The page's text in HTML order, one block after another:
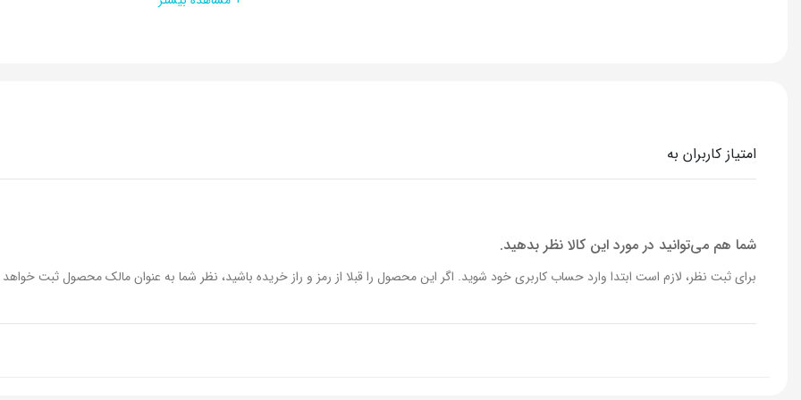
برند کنت کول
امتیاز کاربران به
شما هم می‌توانید در مورد این کالا نظر بدهید.
برای ثبت نظر، لازم است ابتدا وارد حساب کاربری خود شوید. اگر این محصول را قبلا از رمز و راز خریده باشید، نظر شما به عنوان مالک محصول ثبت